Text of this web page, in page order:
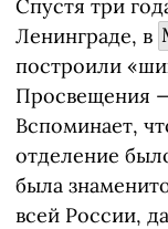
Спустя три
Ленинграде, в
построили
Просвещения
Вспоминает,
отделение
была
всей России,